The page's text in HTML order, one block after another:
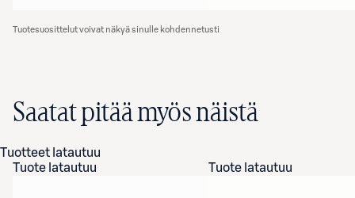
Tuotesuosittelut voivat näkyä sinulle kohdennetusti
Saatat pitää myös näistä
Tuotteet latautuu
Tuote latautuu
Tuote latautuu